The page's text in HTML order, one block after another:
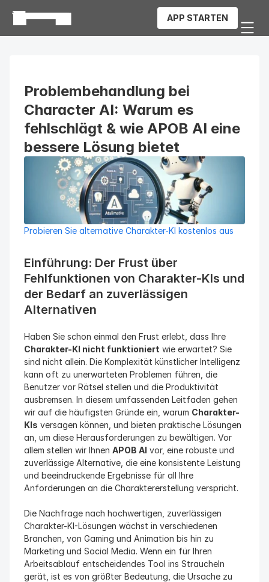
APP STARTEN
Problembehandlung bei
Character AI: Warum es
fehlschlägt & wie APOB AI eine
bessere Lösung bietet
Probieren Sie alternative Charakter-KI kostenlos aus
Einführung: Der Frust über
Fehlfunktionen von Charakter-KIs und
der Bedarf an zuverlässigen
Alternativen
Charakter-KI nicht funktioniert wie erwartet? Sie
sind nicht allein. Die Komplexität künstlicher Intelligenz
kann oft zu unerwarteten Problemen führen, die
Benutzer vor Rätsel stellen und die Produktivität
ausbremsen. In diesem umfassenden Leitfaden gehen
wir auf die häufigsten Gründe ein, warum Charakter-
KIs versagen können, und bieten praktische Lösungen
an, um diese Herausforderungen zu bewältigen. Vor
allem stellen wir Ihnen APOB AI vor, eine robuste und
zuverlässige Alternative, die eine konsistente Leistung
und beeindruckende Ergebnisse für all Ihre
Anforderungen an die Charaktererstellung verspricht.
Die Nachfrage nach hochwertigen, zuverlässigen
Charakter-KI-Lösungen wächst in verschiedenen
Branchen, von Gaming und Animation bis hin zu
Marketing und Social Media. Wenn ein für Ihren
Arbeitsablauf entscheidendes Tool ins Straucheln
gerät, ist es von größter Bedeutung, die Ursache zu